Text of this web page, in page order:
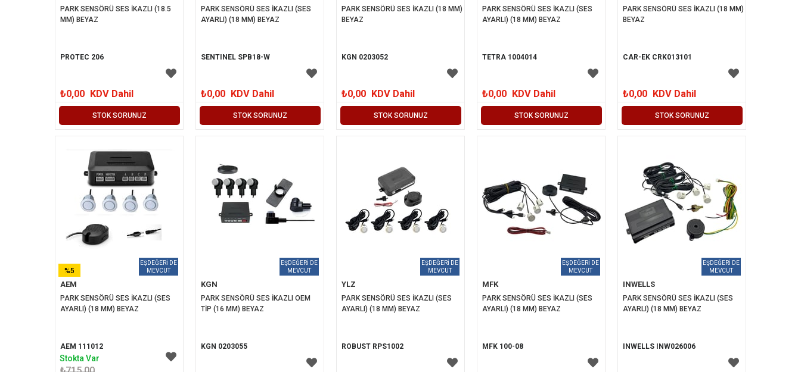
STOK SORUNUZ
PARK SENSÖRÜ SES İKAZLI (18.5
MM) BEYAZ
PROTEC 206
₺0,00 KDV Dahil
STOK SORUNUZ
PARK SENSÖRÜ SES İKAZLI (SES
AYARLI) (18 MM) BEYAZ
SENTINEL SPB18-W
₺0,00 KDV Dahil
STOK SORUNUZ
PARK SENSÖRÜ SES İKAZLI (18 MM)
BEYAZ
KGN 0203052
₺0,00 KDV Dahil
STOK SORUNUZ
PARK SENSÖRÜ SES İKAZLI (SES
AYARLI) (18 MM) BEYAZ
TETRA 1004014
₺0,00 KDV Dahil
STOK SORUNUZ
PARK SENSÖRÜ SES İKAZLI (18 MM)
BEYAZ
CAR-EK CRK013101
₺0,00 KDV Dahil
AEM
PARK SENSÖRÜ SES İKAZLI (SES
AYARLI) (18 MM) BEYAZ
AEM 111012
%5
İNDIRIM
Stokta Var
KGN
PARK SENSÖRÜ SES İKAZLI OEM
TİP (16 MM) BEYAZ
KGN 0203055
YLZ
PARK SENSÖRÜ SES İKAZLI (SES
AYARLI) (18 MM) BEYAZ
ROBUST RPS1002
MFK
PARK SENSÖRÜ SES İKAZLI (SES
AYARLI) (18 MM) BEYAZ
MFK 100-08
INWELLS
PARK SENSÖRÜ SES İKAZLI (SES
AYARLI) (18 MM) BEYAZ
INWELLS INW026006